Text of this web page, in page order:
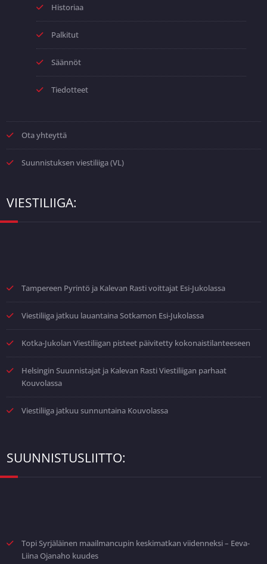
Historiaa
Palkitut
Säännöt
Tiedotteet
Ota yhteyttä
Suunnistuksen viestiliiga (VL)
VIESTILIIGA:
Tampereen Pyrintö ja Kalevan Rasti voittajat Esi-Jukolassa
Viestiliiga jatkuu lauantaina Sotkamon Esi-Jukolassa
Kotka-Jukolan Viestiliigan pisteet päivitetty kokonaistilanteeseen
Helsingin Suunnistajat ja Kalevan Rasti Viestiliigan parhaat
Kouvolassa
Viestiliiga jatkuu sunnuntaina Kouvolassa
SUUNNISTUSLIITTO:
Topi Syrjäläinen maailmancupin keskimatkan viidenneksi – Eeva-
Liina Ojanaho kuudes